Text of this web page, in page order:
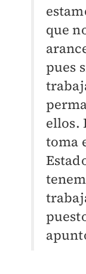
que
pues
ellos.
toma